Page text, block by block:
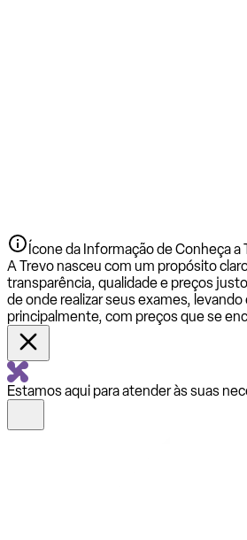
Ícone da Informação de Conheça a
A Trevo nasceu com um propósito
transparência, qualidade e preços
de onde realizar seus exames,
principalmente, com preços que se
Estamos aqui para atender às suas